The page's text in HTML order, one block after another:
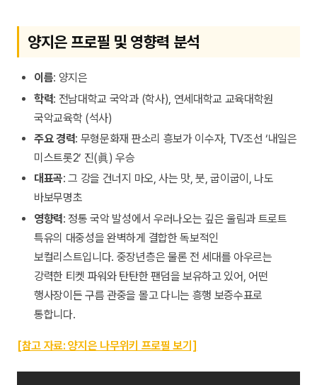
양지은 프로필 및 영향력 분석
이름: 양지은
학력: 전남대학교 국악과 (학사), 연세대학교 교육대학원
국악교육학 (석사)
주요 경력: 무형문화재 판소리 흥보가 이수자, TV조선 ‘내일은
미스트롯2’ 진(眞) 우승
대표곡: 그 강을 건너지 마오, 사는 맛, 붓, 굽이굽이, 나도
바보무명초
영향력: 정통 국악 발성에서 우러나오는 깊은 울림과 트로트
특유의 대중성을 완벽하게 결합한 독보적인
보컬리스트입니다. 중장년층은 물론 전 세대를 아우르는
강력한 티켓 파워와 탄탄한 팬덤을 보유하고 있어, 어떤
행사장이든 구름 관중을 몰고 다니는 흥행 보증수표로
통합니다.
[참고 자료: 양지은 나무위키 프로필 보기]